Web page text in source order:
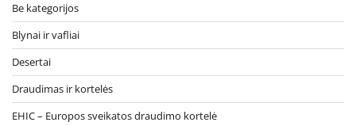
Be kategorijos
Blynai ir vafliai
Desertai
Draudimas ir kortelės
EHIC – Europos sveikatos draudimo kortelė